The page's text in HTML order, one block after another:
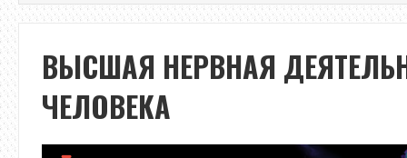
ВЫСШАЯ НЕРВНАЯ
ЧЕЛОВЕКА